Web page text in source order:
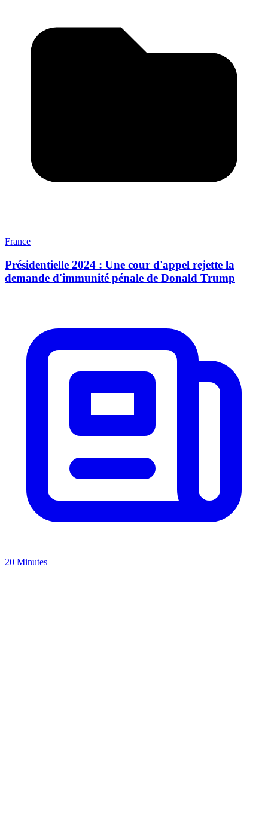
France
Présidentielle 2024 : Une cour d'appel rejette la
demande d'immunité pénale de Donald Trump
20 Minutes